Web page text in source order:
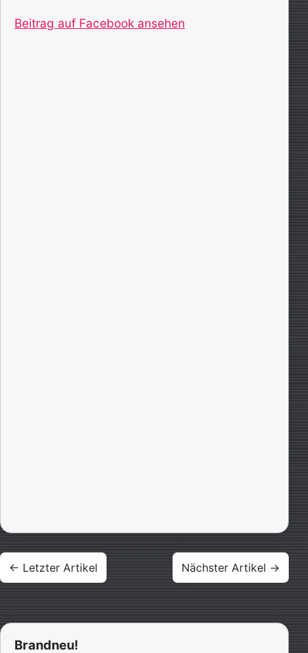
Beitrag auf Facebook ansehen
Beitragsnavigation
← Letzter Artikel Nächster Artikel →
Brandneu!